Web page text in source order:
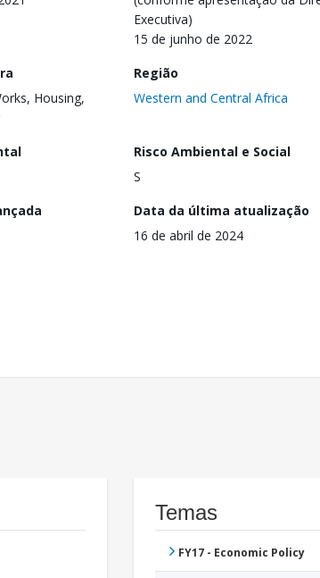
Executiva)
15 de junho de 2022
Housing,
Região
Western and Central Africa
Risco Ambiental e Social
S
Data da última atualização
16 de abril de 2024
Temas
FY17 - Economic Policy